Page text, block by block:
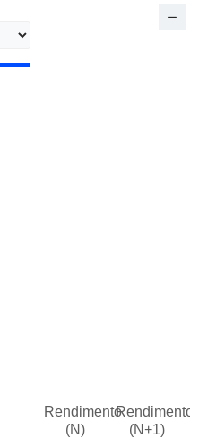
Rendimento
(N)
Rendimento
(N+1)